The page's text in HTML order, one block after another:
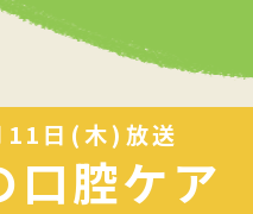
日(木)放送
口腔ケア